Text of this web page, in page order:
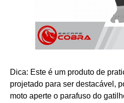
Dica: Este é um produto de
projetado para ser destacável,
moto aperte o parafuso do